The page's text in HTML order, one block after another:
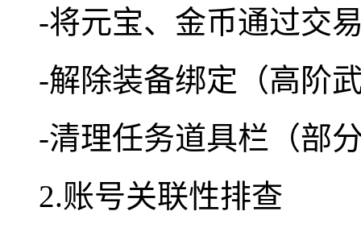
-将元宝、金币通过交
-解除装备绑定（高阶
-清理任务道具栏（部
2.账号关联性排查